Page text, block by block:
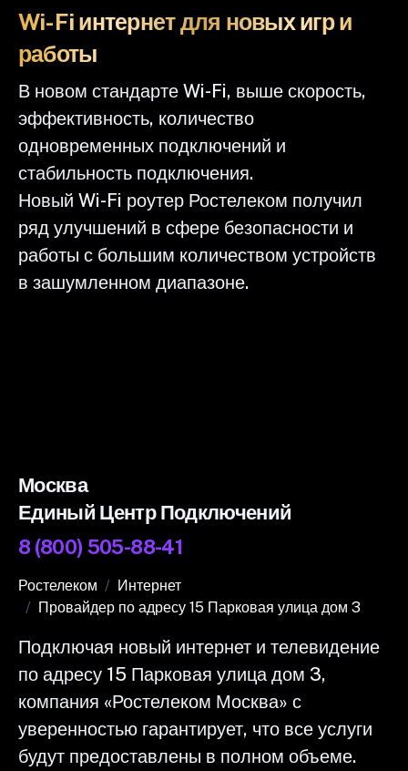
Wi-Fi интернет для новых игр и
работы
В новом стандарте Wi-Fi, выше скорость,
эффективность, количество
одновременных подключений и
стабильность подключения.
Новый Wi-Fi роутер Ростелеком получил
ряд улучшений в сфере безопасности и
работы с большим количеством устройств
в зашумленном диапазоне.
Москва
Единый Центр Подключений
8 (800) 505-88-41
Ростелеком
Интернет
Провайдер по адресу 15 Парковая улица дом 3
Подключая новый интернет и телевидение
по адресу 15 Парковая улица дом 3,
компания «Ростелеком Москва» с
уверенностью гарантирует, что все услуги
будут предоставлены в полном объеме.